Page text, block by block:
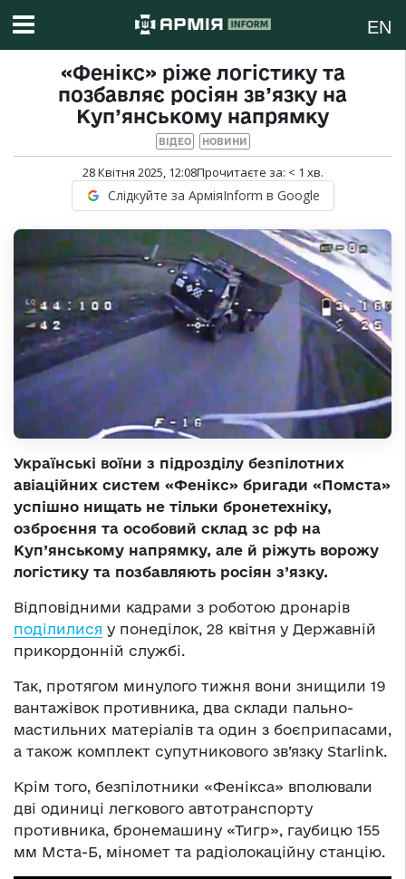
EN
«Фенікс» ріже логістику та
позбавляє росіян зв’язку на
Куп’янському напрямку
ВІДЕО НОВИНИ
28 Квітня 2025, 12:08Прочитаєте за: < 1 хв.
Слідкуйте за АрміяInform в Google
Українські воїни з підрозділу безпілотних
авіаційних систем «Фенікс» бригади «Помста»
успішно нищать не тільки бронетехніку,
озброєння та особовий склад зс рф на
Куп’янському напрямку, але й ріжуть ворожу
логістику та позбавляють росіян з’язку.
Відповідними кадрами з роботою дронарів
поділилися у понеділок, 28 квітня у Державній
прикордонній службі.
Так, протягом минулого тижня вони знищили 19
вантажівок противника, два склади пально-
мастильних матеріалів та один з боєприпасами,
а також комплект супутникового зв’язку Starlink.
Крім того, безпілотники «Фенікса» вполювали
дві одиниці легкового автотранспорту
противника, бронемашину «Тигр», гаубицю 155
мм Мста-Б, міномет та радіолокаційну станцію.